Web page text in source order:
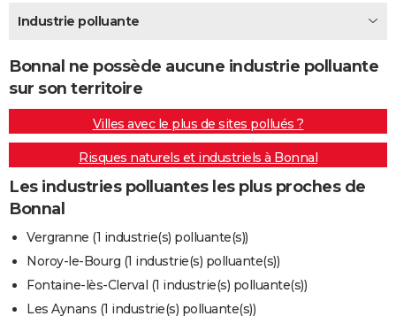
Destinations
City break
Voyage nature
Voyage de noces
Forum
Climat
+PHOTO
GUIDES D'ACHAT
BONS PLANS
CARTE DE VOEUX
Carte de Noël
Carte Bonne année
Carte Saint-Valentin
Carte d'anniversaire
DICTIONNAIRE
Dictionnaire
Biographies
Citations
Expressions
Proverbes
PROGRAMME TV
COPAINS D'AVANT
S'inscrire
Se connecter
Lycées
Collèges
Primaires
Universités
Entreprises
Service militaire
Avis de recherche
AVIS DE DÉCÈS
FORUM
Industrie polluante
Bonnal ne possède aucune industrie polluante
sur son territoire
Villes avec le plus de sites pollués ?
Risques naturels et industriels à Bonnal
Les industries polluantes les plus proches de
Bonnal
Vergranne (1 industrie(s) polluante(s))
Noroy-le-Bourg (1 industrie(s) polluante(s))
Fontaine-lès-Clerval (1 industrie(s) polluante(s))
Les Aynans (1 industrie(s) polluante(s))